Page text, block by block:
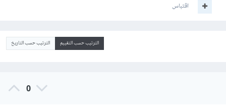
اقتباس
الترتيب حسب التقييم الترتيب حسب التاريخ
0